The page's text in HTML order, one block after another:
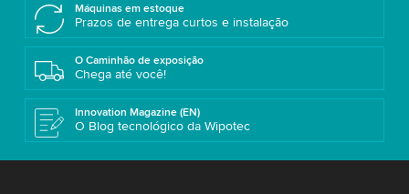
Máquinas em estoque
Prazos de entrega curtos e instalação
O Caminhão de exposição
Chega até você!
Innovation Magazine (EN)
O Blog tecnológico da Wipotec